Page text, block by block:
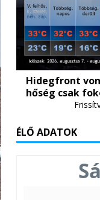
Hidegfront
hőség csak
ÉLŐ ADATOK